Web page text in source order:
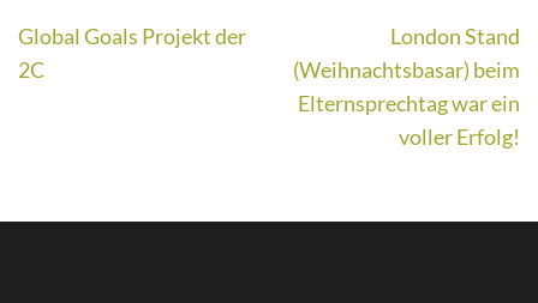
Beitragsnavigation
Global Goals Projekt der
2C
London Stand
(Weihnachtsbasar) beim
Elternsprechtag war ein
voller Erfolg!